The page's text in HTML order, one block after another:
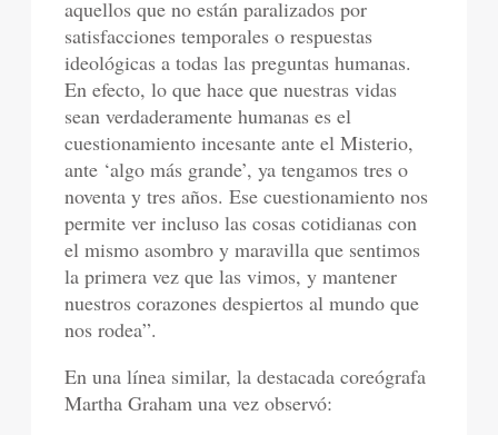
aquellos que no están paralizados por
satisfacciones temporales o respuestas
ideológicas a todas las preguntas humanas.
En efecto, lo que hace que nuestras vidas
sean verdaderamente humanas es el
cuestionamiento incesante ante el Misterio,
ante ‘algo más grande’, ya tengamos tres o
noventa y tres años. Ese cuestionamiento nos
permite ver incluso las cosas cotidianas con
el mismo asombro y maravilla que sentimos
la primera vez que las vimos, y mantener
nuestros corazones despiertos al mundo que
nos rodea”.
En una línea similar, la destacada coreógrafa
Martha Graham una vez observó: